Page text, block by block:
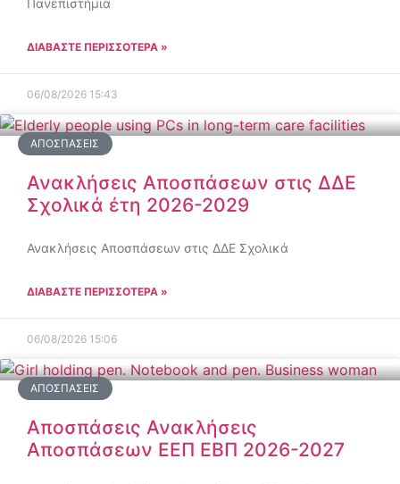
Πανεπιστήμια
ΔΙΑΒΑΣΤΕ ΠΕΡΙΣΣΟΤΕΡΑ »
06/08/2026 15:43
ΑΠΟΣΠΆΣΕΙΣ
Ανακλήσεις Αποσπάσεων στις ΔΔΕ
Σχολικά έτη 2026-2029
Ανακλήσεις Αποσπάσεων στις ΔΔΕ Σχολικά
ΔΙΑΒΑΣΤΕ ΠΕΡΙΣΣΟΤΕΡΑ »
06/08/2026 15:06
ΑΠΟΣΠΆΣΕΙΣ
Αποσπάσεις Ανακλήσεις
Αποσπάσεων ΕΕΠ ΕΒΠ 2026-2027